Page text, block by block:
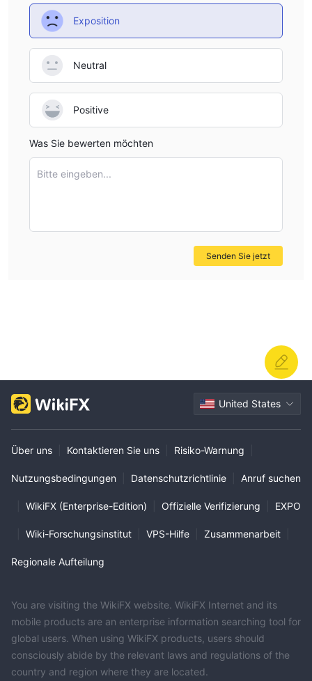
Exposition
Neutral
Positive
Was Sie bewerten möchten
Bitte eingeben...
Senden Sie jetzt
United States
Über uns Kontaktieren Sie uns Risiko-Warnung
Nutzungsbedingungen Datenschutzrichtlinie Anruf suchen
WikiFX (Enterprise-Edition) Offizielle Verifizierung EXPO
Wiki-Forschungsinstitut VPS-Hilfe Zusammenarbeit
Regionale Aufteilung
You are visiting the WikiFX website. WikiFX Internet and its
mobile products are an enterprise information searching tool for
global users. When using WikiFX products, users should
consciously abide by the relevant laws and regulations of the
country and region where they are located.